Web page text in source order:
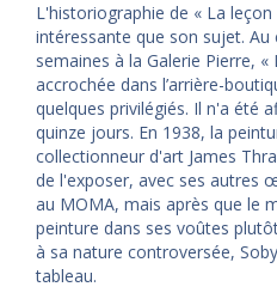
L'historiographie de « La
intéressante que son sujet. Au
semaines à la Galerie Pierre,
accrochée dans l’arrière-
quelques privilégiés. Il n'a été
quinze jours. En 1938, la
collectionneur d'art James
de l'exposer, avec ses autres
au MOMA, mais après que le
peinture dans ses voûtes
à sa nature controversée,
tableau.